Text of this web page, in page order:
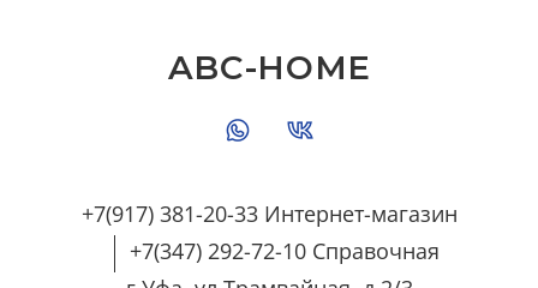
+7(917) 381-20-33 Интернет-магазин
+7(347) 292-72-10 Справочная
ABC-HOME